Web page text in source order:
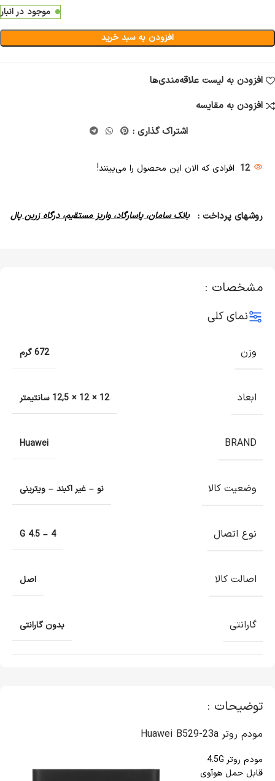
موجود در انبار
افزودن به سبد خرید
افزودن به لیست علاقه‌مندی‌ها
افزودن به مقایسه
اشتراک گذاری :
12 افرادی که الان این محصول را می‌بینند!
روشهای پرداخت : بانک سامان، پاسارگاد، واریز مستقیم، درگاه زرین پال
توضیحات :
مودم روتر Huawei B529-23a
مودم روتر 4.5G
قابل حمل هوآوی
مشخصات :
نمای کلی
وزن 672 گرم
ابعاد 12 × 12 × 12,5 سانتیمتر
BRAND
Huawei
وضعیت کالا نو – غیر اکبند – ویترینی
نوع اتصال 4 – 4.5 G
اصالت کالا اصل
گارانتی بدون گارانتی